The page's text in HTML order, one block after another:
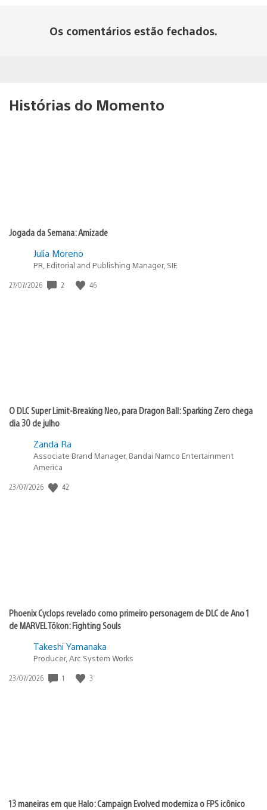
Os comentários estão fechados.
Histórias do Momento
Jogada da Semana: Amizade
Julia Moreno
PR, Editorial and Publishing Manager, SIE
Data
27/07/2026 2 46
O DLC Super Limit-Breaking Neo, para Dragon Ball: Sparking Zero chega
dia 30 de julho
Zanda Ra
Associate Brand Manager, Bandai Namco Entertainment
America
Data
23/07/2026 42
Phoenix Cyclops revelado como primeiro personagem de DLC de Ano 1
de MARVEL Tōkon: Fighting Souls
Takeshi Yamanaka
Producer, Arc System Works
Data
23/07/2026 1 3
13 maneiras em que Halo: Campaign Evolved moderniza o FPS icônico